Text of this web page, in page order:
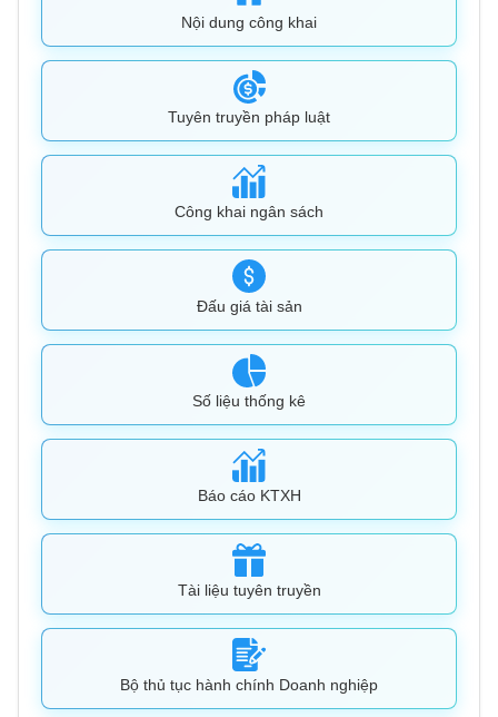
Nội dung công khai
Tuyên truyền pháp luật
Công khai ngân sách
Đấu giá tài sản
Số liệu thống kê
Báo cáo KTXH
Tài liệu tuyên truyền
Bộ thủ tục hành chính Doanh nghiệp